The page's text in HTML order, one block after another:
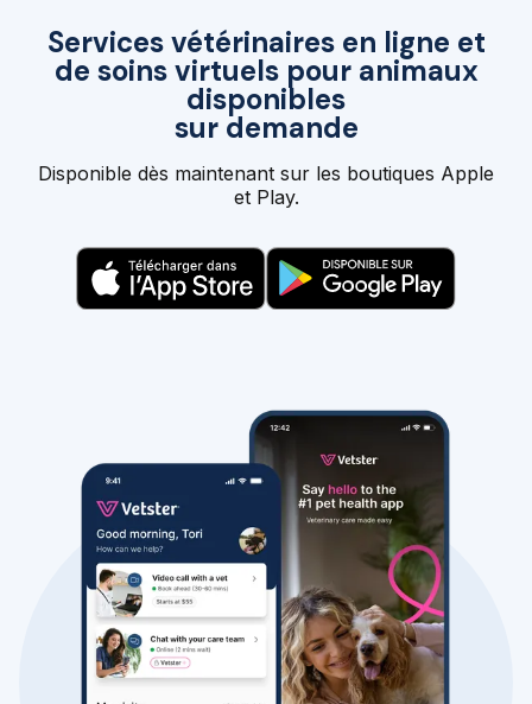
Services vétérinaires en ligne et
de soins virtuels pour animaux
disponibles
sur demande
Disponible dès maintenant sur les boutiques Apple
et Play.